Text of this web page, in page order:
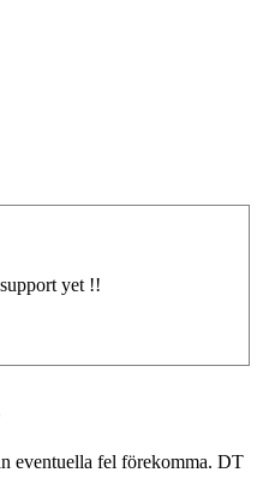
eventuella fel förekomma. DT